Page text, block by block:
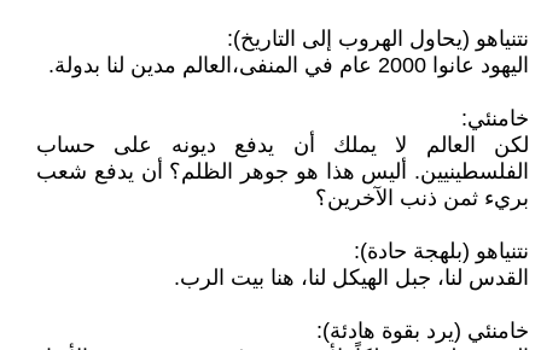
نتنياهو (يحاول الهروب إلى التاريخ):
اليهود عانوا 2000 عام في المنفى،العالم مدين لنا بدولة.
خامنئي:
لكن العالم لا يملك أن يدفع ديونه على حساب
الفلسطينيين. أليس هذا هو جوهر الظلم؟ أن يدفع شعب
بريء ثمن ذنب الآخرين؟
نتنياهو (بلهجة حادة):
القدس لنا، جبل الهيكل لنا، هنا بيت الرب.
خامنئي (يرد بقوة هادئة):